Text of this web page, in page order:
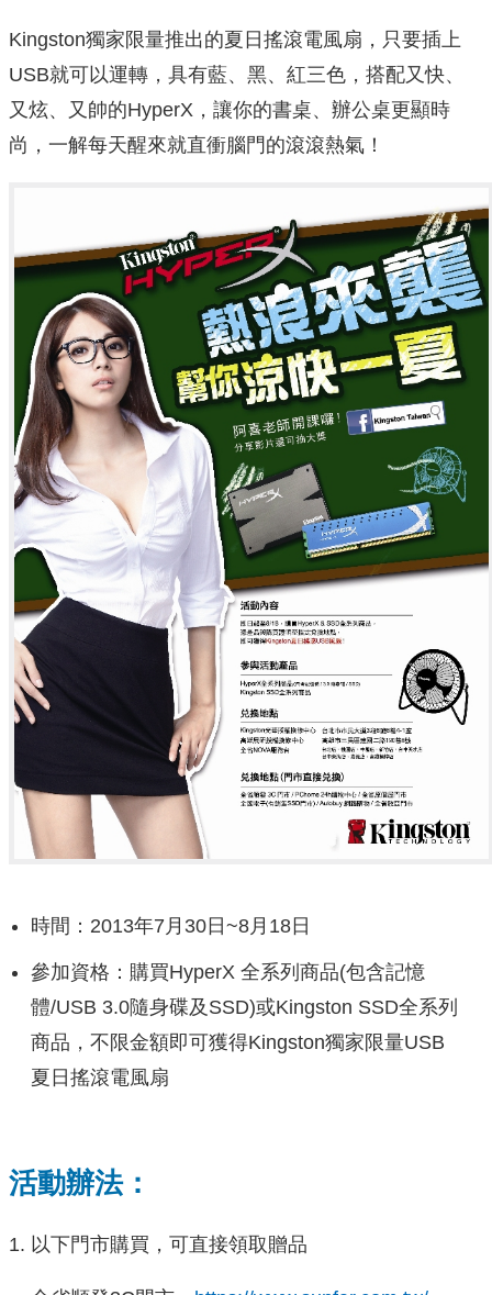
Kingston獨家限量推出的夏日搖滾電風扇，只要插上
USB就可以運轉，具有藍、黑、紅三色，搭配又快、
又炫、又帥的HyperX，讓你的書桌、辦公桌更顯時
尚，一解每天醒來就直衝腦門的滾滾熱氣！
時間：2013年7月30日~8月18日
參加資格：購買HyperX 全系列商品(包含記憶
體/USB 3.0隨身碟及SSD)或Kingston SSD全系列
商品，不限金額即可獲得Kingston獨家限量USB
夏日搖滾電風扇
活動辦法：
1. 以下門市購買，可直接領取贈品